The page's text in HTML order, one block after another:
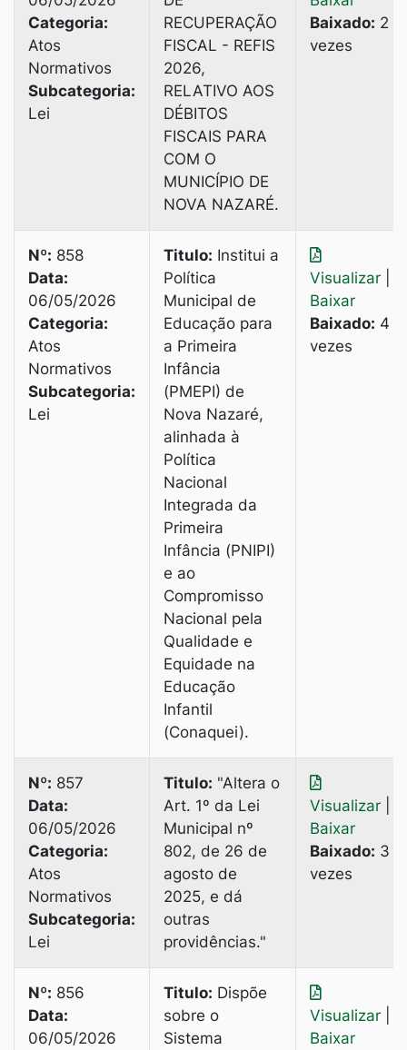
Categoria:
Atos
Normativos
Subcategoria:
Lei
RECUPERAÇÃO
FISCAL - REFIS
2026,
RELATIVO AOS
DÉBITOS
FISCAIS PARA
COM O
MUNICÍPIO DE
NOVA NAZARÉ.
Baixado: 2
vezes
Nº: 858
Data:
06/05/2026
Categoria:
Atos
Normativos
Subcategoria:
Lei
Titulo: Institui a
Política
Municipal de
Educação para
a Primeira
Infância
(PMEPI) de
Nova Nazaré,
alinhada à
Política
Nacional
Integrada da
Primeira
Infância (PNIPI)
e ao
Compromisso
Nacional pela
Qualidade e
Equidade na
Educação
Infantil
(Conaquei).
Visualizar
Baixar
Baixado: 4
vezes
Nº: 857
Data:
06/05/2026
Categoria:
Atos
Normativos
Subcategoria:
Lei
Titulo: "Altera o
Art. 1º da Lei
Municipal nº
802, de 26 de
agosto de
2025, e dá
outras
providências."
Visualizar
Baixar
Baixado: 3
vezes
Nº: 856
Data:
06/05/2026
Titulo: Dispõe
sobre o
Sistema
Visualizar
Baixar